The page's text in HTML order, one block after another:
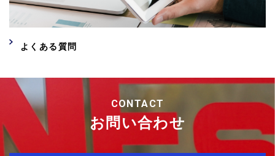
よくある質問
CONTACT
お問い合わせ